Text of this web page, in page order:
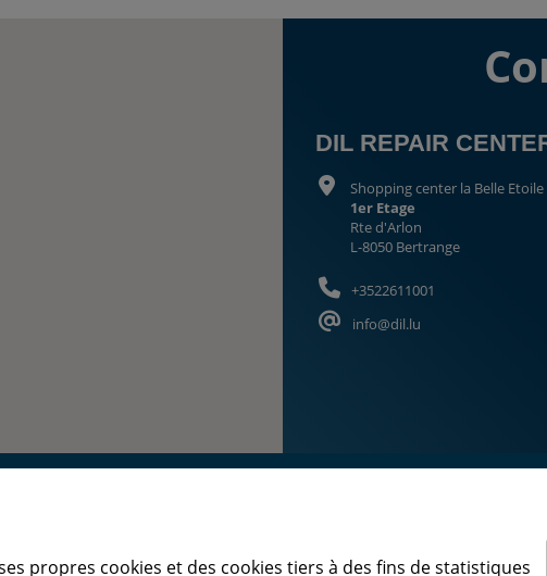
DIL REPAIR
Shopping center la Belle Etoile
1er Etage
Rte d'Arlon
L-8050 Bertrange
+3522611001
info@dil.lu
propres cookies et des cookies tiers à des fins de statistiques